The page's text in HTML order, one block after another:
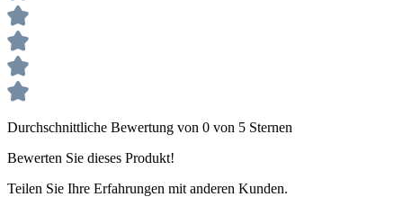
Durchschnittliche Bewertung von 0 von 5 Sternen
Bewerten Sie dieses Produkt!
Teilen Sie Ihre Erfahrungen mit anderen Kunden.